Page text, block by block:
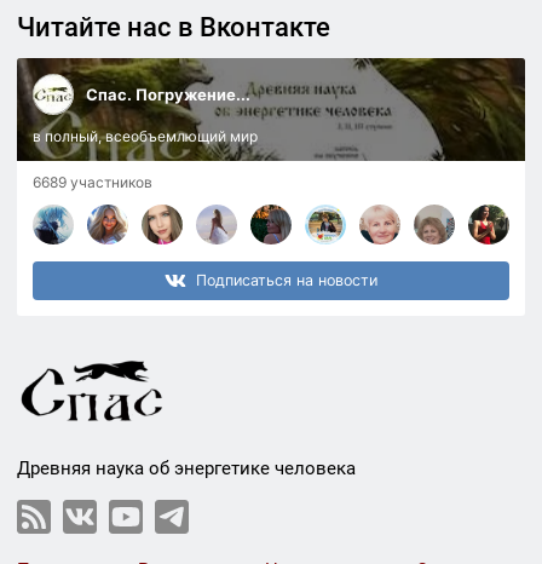
Читайте нас в Вконтакте
Спас. Погружение...
в полный, всеобъемлющий мир
6689 участников
Подписаться на новости
Древняя наука об энергетике человека